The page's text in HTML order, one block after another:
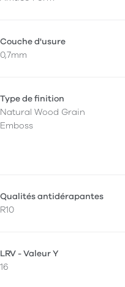
Couche d'usure
0,7mm
Type de finition
Natural Wood Grain
Emboss
Qualités antidérapantes
R10
LRV - Valeur Y
16